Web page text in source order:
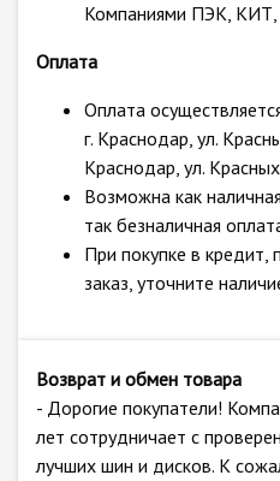
Компаниями ПЭК,
Оплата
Оплата
г. Краснодар, ул.
Краснодар, ул.
Возможна как
так безналичная
При покупке в
заказ, уточните
Возврат и обмен товара
- Дорогие покупатели!
лет сотрудничает с
лучших шин и дисков. К